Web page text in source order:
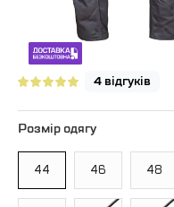
4 відгуків
Розмір одягу
44 46 48